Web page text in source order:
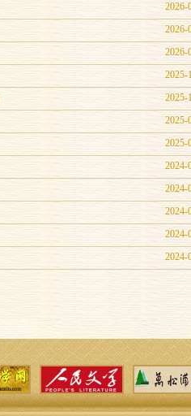
2026-
2026-
2026-
2025-
2025-
2025-
2025-
2024-
2024-
2024-
2024-
2024-